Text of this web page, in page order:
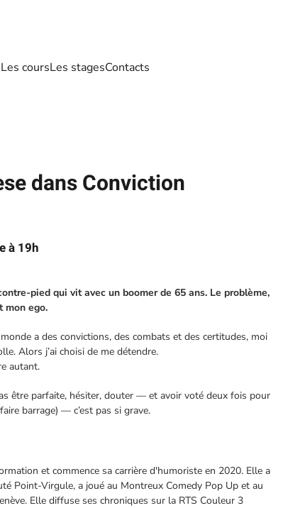
Les coursLes stagesContacts
dans Conviction
à 19h
pied qui vit avec un boomer de 65 ans. Le problème,
mon ego.
a des convictions, des combats et des certitudes, moi
Alors j’ai choisi de me détendre.
autant.
être parfaite, hésiter, douter — et avoir voté deux fois pour
barrage) — c’est pas si grave.
et commence sa carrière d'humoriste en 2020. Elle a
Point-Virgule, a joué au Montreux Comedy Pop Up et au
Elle diffuse ses chroniques sur la RTS Couleur 3